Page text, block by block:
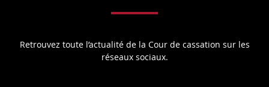
Retrouvez toute l’actualité de la Cour de cassation sur les
réseaux sociaux.